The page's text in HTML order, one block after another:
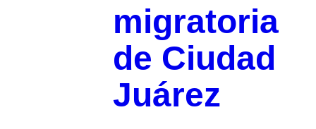
migratoria
de Ciudad
Juárez